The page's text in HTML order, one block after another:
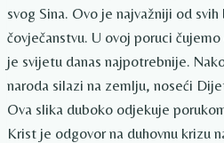
svog Sina. Ovo je najvažniji od
čovječanstvu. U ovoj poruci
je svijetu danas najpotrebnije.
naroda silazi na zemlju, noseći
Ova slika duboko odjekuje
Krist je odgovor na duhovnu krizu